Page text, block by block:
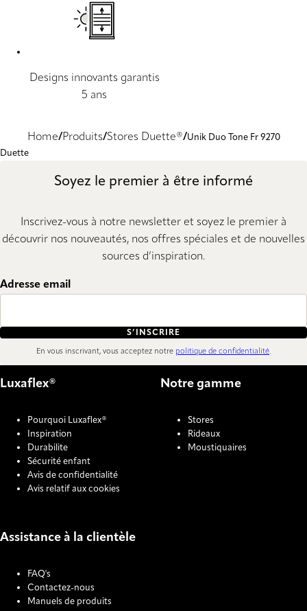
Designs innovants garantis
5 ans
Home Produits Stores Duette®
Unik Duo Tone Fr 9270
Duette
Soyez le premier à être informé
Inscrivez-vous à notre newsletter et soyez le premier à
découvrir nos nouveautés, nos offres spéciales et de nouvelles
sources d’inspiration.
Adresse email
S’INSCRIRE
En vous inscrivant, vous acceptez notre politique de confidentialité.
Luxaflex®
Pourquoi Luxaflex®
Inspiration
Durabilite
Sécurité enfant
Avis de confidentialité
Avis relatif aux cookies
Notre gamme
Stores
Rideaux
Moustiquaires
Assistance à la clientèle
FAQ's
Contactez-nous
Manuels de produits